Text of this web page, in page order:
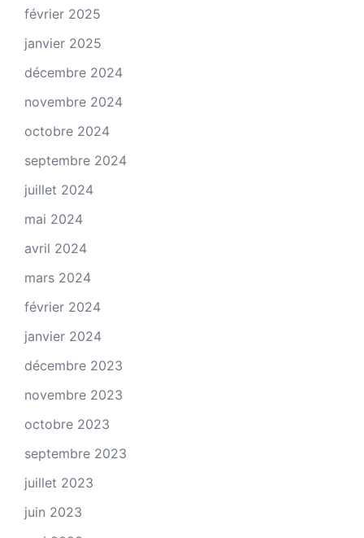
février 2025
janvier 2025
décembre 2024
novembre 2024
octobre 2024
septembre 2024
juillet 2024
mai 2024
avril 2024
mars 2024
février 2024
janvier 2024
décembre 2023
novembre 2023
octobre 2023
septembre 2023
juillet 2023
juin 2023